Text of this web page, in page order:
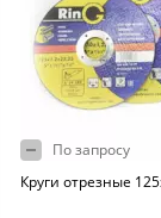
По запросу
Круги отрезные